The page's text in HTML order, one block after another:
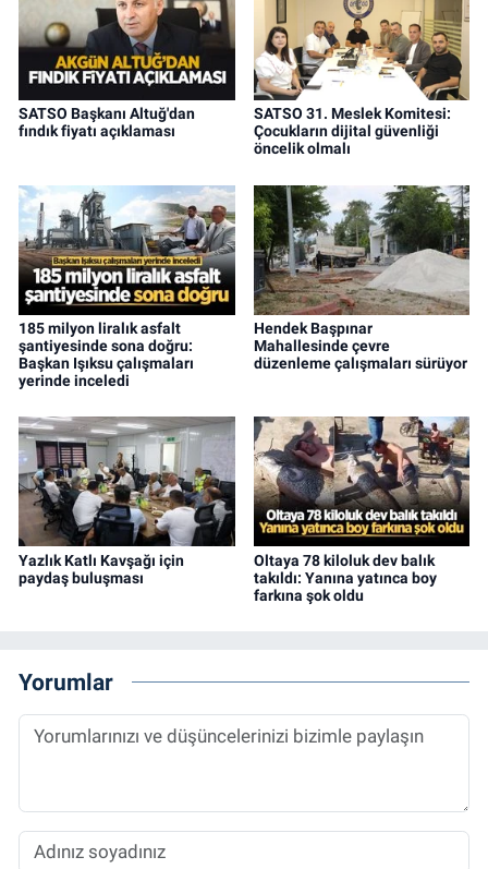
SATSO Başkanı Altuğ'dan
fındık fiyatı açıklaması
SATSO 31. Meslek Komitesi:
Çocukların dijital güvenliği
öncelik olmalı
185 milyon liralık asfalt
şantiyesinde sona doğru:
Başkan Işıksu çalışmaları
yerinde inceledi
Hendek Başpınar
Mahallesinde çevre
düzenleme çalışmaları sürüyor
Yazlık Katlı Kavşağı için
paydaş buluşması
Oltaya 78 kiloluk dev balık
takıldı: Yanına yatınca boy
farkına şok oldu
Yorumlar